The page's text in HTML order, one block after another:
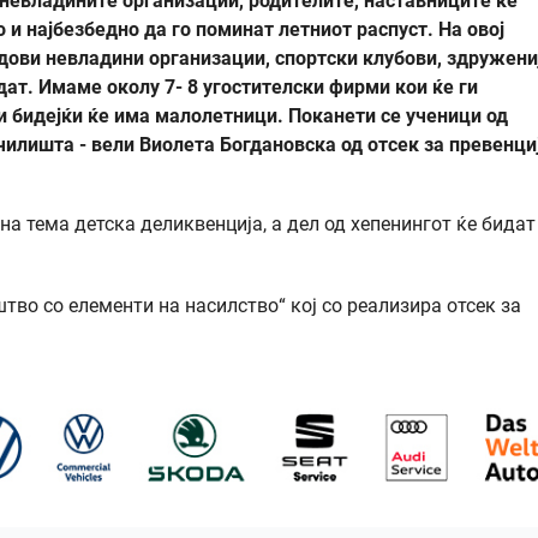
најбезбедно да го поминат летниот распуст. На овој
невладини организации, спортски клубови,
Имаме околу 7- 8 угостителски фирми кои ќе ги
бидејќи ќе има малолетници. Поканети се ученици од
- вели Виолета Богдановска од отсек за
тема детска деликвенција, а дел од хепенингот ќе бидат
со елементи на насилство“ кој со реализира отсек за